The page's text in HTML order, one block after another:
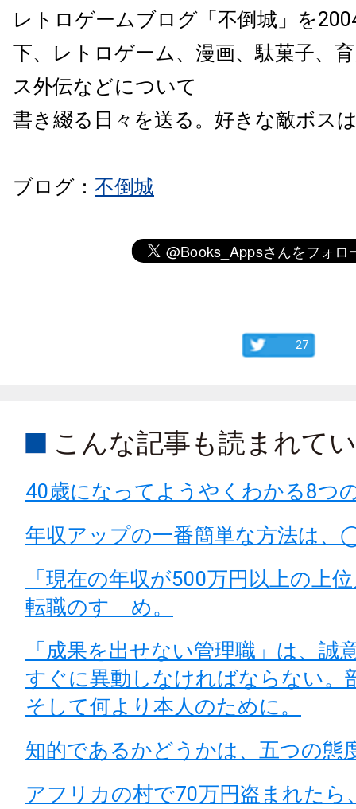
レトロゲームブログ「不倒城」を
下、レトロゲーム、漫画、駄菓子、
ス外伝などについて
書き綴る日々を送る。好きな敵ボス
ブログ： 不倒城
27
こんな記事も読まれて
40歳になってようやくわかる8つ
年収アップの一番簡単な方法
「現在の年収が500万円以上の上
転職のすゝめ。
「成果を出せない管理職」は、誠
すぐに異動しなければならない。
そして何より本人のために。
知的であるかどうかは、五つの態
アフリカの村で70万円盗まれたら